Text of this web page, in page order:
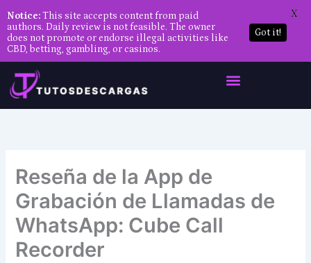
contenido
Reseña de la App de
Grabación de Llamadas de
WhatsApp: Cube Call
Recorder
Notice:This site accepts content from paid
authors. Daily review is not feasible. The owner
does not promote or endorse illegal activities like
CBD, betting, gambling, or casinos.
Got it!
X